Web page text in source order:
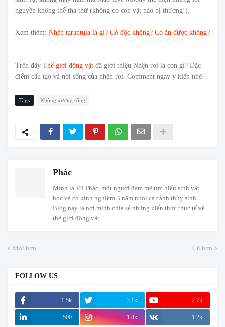
nguyền không thể tha thứ (không có con vật nào bị thương!).
Xem thêm: Nhện tarantula là gì? Có độc không? Có ăn được không?
Trên đây Thế giới động vật đã giới thiệu Nhện roi là con gì? Đặc
điểm cấu tạo và nơi sống của nhện roi. Comment ngay ý kiến nhé!
Tags Không xương sống
Phác
Mình là Vũ Phác, một người đam mê tìm hiểu sinh vật
học và có kinh nghiệm 3 năm nuôi cá cảnh thủy sinh.
Blog này là nơi mình chia sẻ những kiến thức thực tế về
thế giới động vật..
Mới hơn Cũ hơn
FOLLOW US
1.5k 3.1k 2.7k
500 1.8k 1.2k